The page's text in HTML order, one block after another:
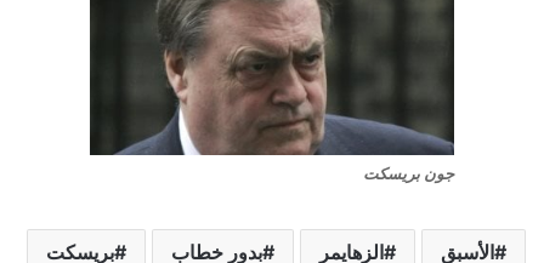
جون بريسكت
الأسبق الزهايمر بدور خطاب بريسكت